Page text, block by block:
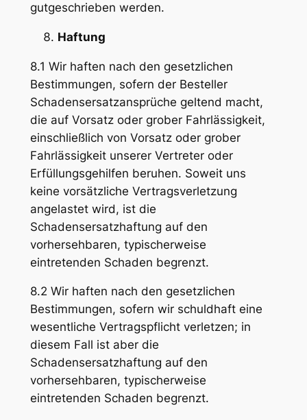
gutgeschrieben werden.
Haftung
8.1 Wir haften nach den gesetzlichen
Bestimmungen, sofern der Besteller
Schadensersatzansprüche geltend macht,
die auf Vorsatz oder grober Fahrlässigkeit,
einschließlich von Vorsatz oder grober
Fahrlässigkeit unserer Vertreter oder
Erfüllungsgehilfen beruhen. Soweit uns
keine vorsätzliche Vertragsverletzung
angelastet wird, ist die
Schadensersatzhaftung auf den
vorhersehbaren, typischerweise
eintretenden Schaden begrenzt.
8.2 Wir haften nach den gesetzlichen
Bestimmungen, sofern wir schuldhaft eine
wesentliche Vertragspflicht verletzen; in
diesem Fall ist aber die
Schadensersatzhaftung auf den
vorhersehbaren, typischerweise
eintretenden Schaden begrenzt.